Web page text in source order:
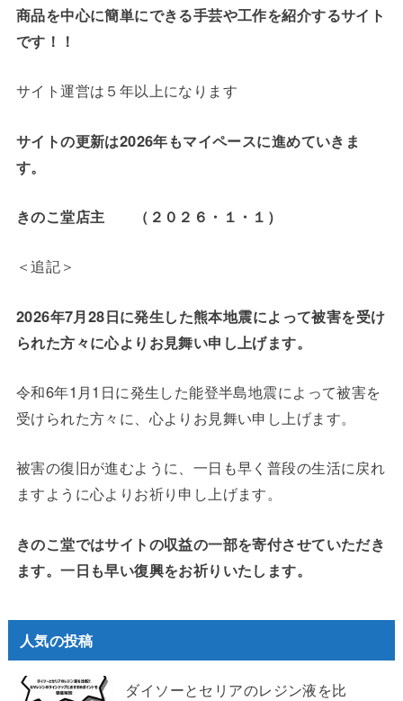
商品を中心に簡単にできる手芸や工作を紹介するサイト
です！！
サイト運営は５年以上になります
サイトの更新は2026年もマイペースに進めていきま
す。
きのこ堂店主 （２０２６・１・１）
＜追記＞
2026年7月28日に発生した熊本地震によって被害を受け
られた方々に心よりお見舞い申し上げます。
令和6年1月1日に発生した能登半島地震によって被害を
受けられた方々に、心よりお見舞い申し上げます。
被害の復旧が進むように、一日も早く普段の生活に戻れ
ますように心よりお祈り申し上げます。
きのこ堂ではサイトの収益の一部を寄付させていただき
ます。一日も早い復興をお祈りいたします。
人気の投稿
ダイソーとセリアのレジン液を比